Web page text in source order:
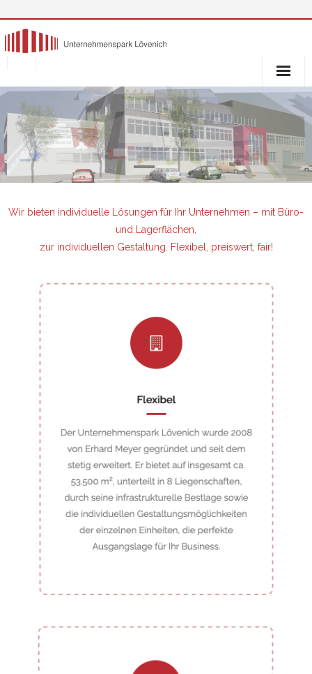
UNTERNEHMENSPARK
- DIESELSTRASSE 6
- DIESELSTRASSE 8
- DIESELSTRASSE 17
- KOELNER STRASSE 89
- ZEISSSTRASSE 3
- ZEISSSTRASSE 5
FREIE MIETFLÄCHEN
- Bürogebäude | D17 |
- Lager mit Büro | Atelier | D13
- Lagerhalle inkl. Büro | K89
- Büro | E50 | Frechen
STANDORT
KONTAKT
Wir bieten individuelle Lösungen für Ihr Unternehmen – mit Büro-
und Lagerflächen,
zur individuellen Gestaltung. Flexibel, preiswert, fair!